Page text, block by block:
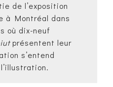
de l’exposition
à Montréal dans
où dix-neuf
présentent leur
s’entend